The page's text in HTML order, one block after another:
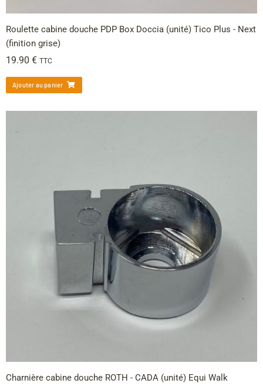
Roulette cabine douche PDP Box Doccia (unité) Tico Plus - Next
(finition grise)
19.90 € TTC
Ajouter au panier
Charnière cabine douche ROTH - CADA (unité) Equi Walk